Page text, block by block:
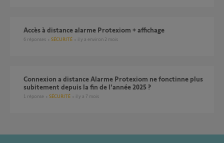
Accès à distance alarme Protexiom + affichage
6 réponses SÉCURITÉ il y a environ 2 mois
Connexion a distance Alarme Protexiom ne fonctinne plus
subitement depuis la fin de l'année 2025 ?
1 réponse SÉCURITÉ il y a 7 mois